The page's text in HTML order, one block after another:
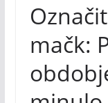
mačk: